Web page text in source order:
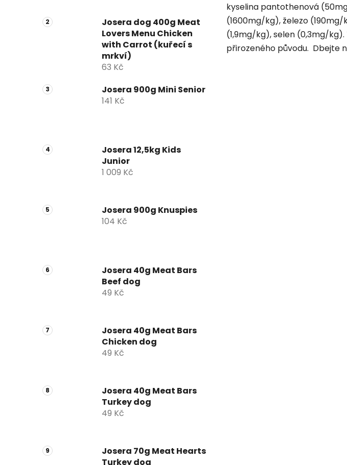
Josera dog 400g Meat
Lovers Menu Chicken
with Carrot (kuřecí s
mrkví)
63 Kč
Josera 900g Mini Senior
141 Kč
Josera 12,5kg Kids
Junior
1 009 Kč
Josera 900g Knuspies
104 Kč
Josera 40g Meat Bars
Beef dog
49 Kč
Josera 40g Meat Bars
Chicken dog
49 Kč
Josera 40g Meat Bars
Turkey dog
49 Kč
Josera 70g Meat Hearts
Turkey dog
kyselina pantothenová
(1600mg/kg), železo
(1,9mg/kg), selen (0,3mg/
přirozeného původu. Dbejte